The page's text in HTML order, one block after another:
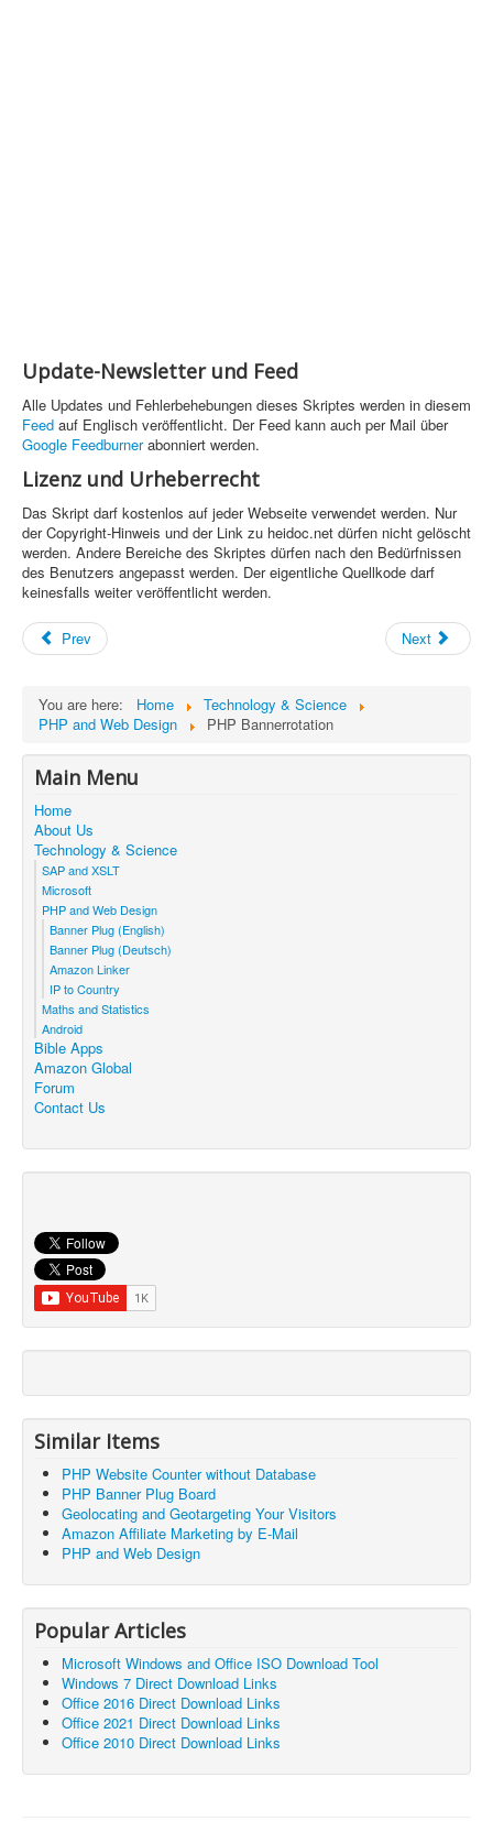
Update-Newsletter und Feed
Alle Updates und Fehlerbehebungen dieses Skriptes werden in diesem
Feed auf Englisch veröffentlicht. Der Feed kann auch per Mail über
Google Feedburnerabonniert werden.
Lizenz und Urheberrecht
Das Skript darf kostenlos auf jeder Webseite verwendet werden. Nur
der Copyright-Hinweis und der Link zu heidoc.net dürfen nicht gelöscht
werden. Andere Bereiche des Skriptes dürfen nach den Bedürfnissen
des Benutzers angepasst werden. Der eigentliche Quellkode darf
keinesfalls weiter veröffentlicht werden.
Prev Next
You are here: Home
Technology & Science
PHP and Web Design
PHP Bannerrotation
Main Menu
Home
About Us
Technology & Science
SAP and XSLT
Microsoft
PHP and Web Design
Banner Plug (English)
Banner Plug (Deutsch)
Amazon Linker
IP to Country
Maths and Statistics
Android
Bible Apps
Amazon Global
Forum
Contact Us
Similar Items
PHP Website Counter without Database
PHP Banner Plug Board
Geolocating and Geotargeting Your Visitors
Amazon Affiliate Marketing by E-Mail
PHP and Web Design
Popular Articles
Microsoft Windows and Office ISO Download Tool
Windows 7 Direct Download Links
Office 2016 Direct Download Links
Office 2021 Direct Download Links
Office 2010 Direct Download Links